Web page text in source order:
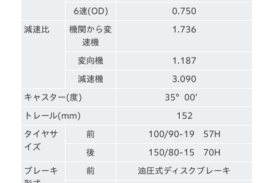
6速(OD) 0.750
減速比
機関から変
速機
1.736
変向機 1.187
減速機 3.090
キャスター(度) 35°00′
トレール(mm) 152
タイヤサ
イズ
前 100/90-19 57H
後 150/80-15 70H
ブレーキ
前 油圧式ディスクブレーキ